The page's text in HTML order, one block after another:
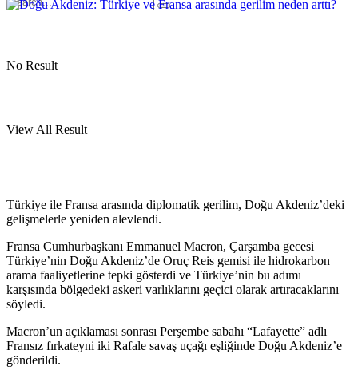
No Result
View All Result
Türkiye ile Fransa arasında diplomatik gerilim, Doğu Akdeniz’deki
gelişmelerle yeniden alevlendi.
Fransa Cumhurbaşkanı Emmanuel Macron, Çarşamba gecesi
Türkiye’nin Doğu Akdeniz’de Oruç Reis gemisi ile hidrokarbon
arama faaliyetlerine tepki gösterdi ve Türkiye’nin bu adımı
karşısında bölgedeki askeri varlıklarını geçici olarak artıracaklarını
söyledi.
Macron’un açıklaması sonrası Perşembe sabahı “Lafayette” adlı
Fransız fırkateyni iki Rafale savaş uçağı eşliğinde Doğu Akdeniz’e
gönderildi.